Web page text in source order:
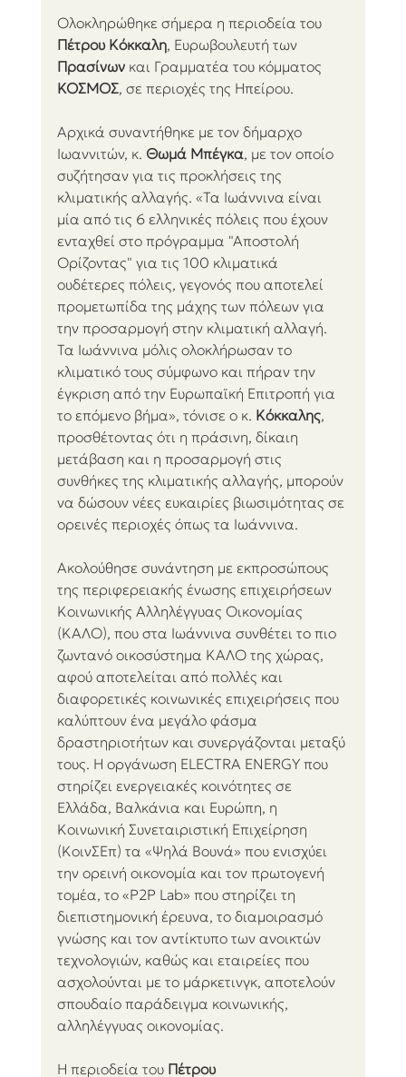
Ολοκληρώθηκε σήμερα η περιοδεία του
Πέτρου Κόκκαλη, Ευρωβουλευτή των
Πρασίνων και Γραμματέα του κόμματος
ΚΟΣΜΟΣ, σε περιοχές της Ηπείρου.
Αρχικά συναντήθηκε με τον δήμαρχο
Ιωαννιτών, κ. Θωμά Μπέγκα, με τον οποίο
συζήτησαν για τις προκλήσεις της
κλιματικής αλλαγής. «Τα Ιωάννινα είναι
μία από τις 6 ελληνικές πόλεις που έχουν
ενταχθεί στο πρόγραμμα "Αποστολή
Ορίζοντας" για τις 100 κλιματικά
ουδέτερες πόλεις, γεγονός που αποτελεί
προμετωπίδα της μάχης των πόλεων για
την προσαρμογή στην κλιματική αλλαγή.
Τα Ιωάννινα μόλις ολοκλήρωσαν το
κλιματικό τους σύμφωνο και πήραν την
έγκριση από την Ευρωπαϊκή Επιτροπή για
το επόμενο βήμα», τόνισε ο κ. Κόκκαλης,
προσθέτοντας ότι η πράσινη, δίκαιη
μετάβαση και η προσαρμογή στις
συνθήκες της κλιματικής αλλαγής, μπορούν
να δώσουν νέες ευκαιρίες βιωσιμότητας σε
ορεινές περιοχές όπως τα Ιωάννινα.
Ακολούθησε συνάντηση με εκπροσώπους
της περιφερειακής ένωσης επιχειρήσεων
Κοινωνικής Αλληλέγγυας Οικονομίας
(ΚΑΛΟ), που στα Ιωάννινα συνθέτει το πιο
ζωντανό οικοσύστημα ΚΑΛΟ της χώρας,
αφού αποτελείται από πολλές και
διαφορετικές κοινωνικές επιχειρήσεις που
καλύπτουν ένα μεγάλο φάσμα
δραστηριοτήτων και συνεργάζονται μεταξύ
τους. Η οργάνωση ELECTRA ENERGY που
στηρίζει ενεργειακές κοινότητες σε
Ελλάδα, Βαλκάνια και Ευρώπη, η
Κοινωνική Συνεταιριστική Επιχείρηση
(ΚοινΣΕπ) τα «Ψηλά Βουνά» που ενισχύει
την ορεινή οικονομία και τον πρωτογενή
τομέα, το «P2P Lab» που στηρίζει τη
διεπιστημονική έρευνα, το διαμοιρασμό
γνώσης και τον αντίκτυπο των ανοικτών
τεχνολογιών, καθώς και εταιρείες που
ασχολούνται με το μάρκετινγκ, αποτελούν
σπουδαίο παράδειγμα κοινωνικής,
αλληλέγγυας οικονομίας.
Η περιοδεία του Πέτρου